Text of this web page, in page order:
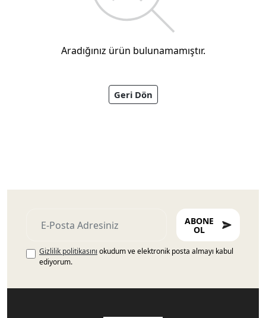
Aradığınız ürün bulunamamıştır.
Geri Dön
ABONE
OL
Gizlilik politikasını okudum ve elektronik posta almayı kabul
ediyorum.